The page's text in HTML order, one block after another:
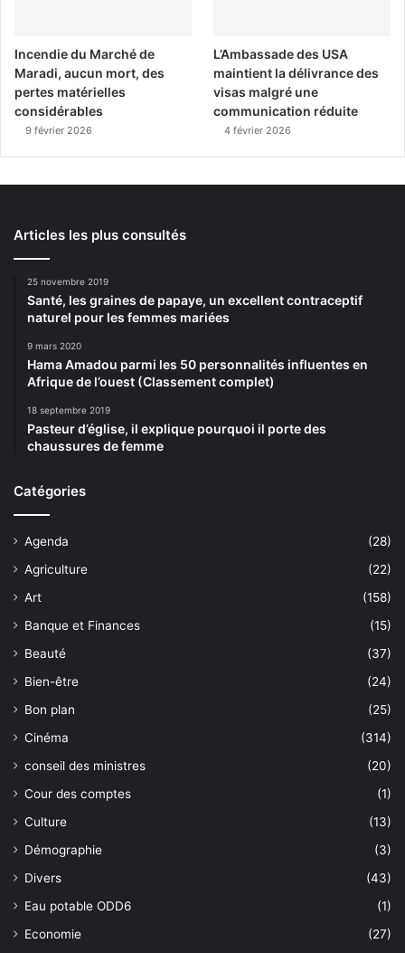
Incendie du Marché de
Maradi, aucun mort, des
pertes matérielles
considérables
9 février 2026
L’Ambassade des USA
maintient la délivrance des
visas malgré une
communication réduite
4 février 2026
Articles les plus consultés
25 novembre 2019
Santé, les graines de papaye, un excellent contraceptif
naturel pour les femmes mariées
9 mars 2020
Hama Amadou parmi les 50 personnalités influentes en
Afrique de l’ouest (Classement complet)
18 septembre 2019
Pasteur d’église, il explique pourquoi il porte des
chaussures de femme
Catégories
Agenda
(28)
Agriculture
(22)
Art
(158)
Banque et Finances
(15)
Beauté
(37)
Bien-être
(24)
Bon plan
(25)
Cinéma
(314)
conseil des ministres
(20)
Cour des comptes
(1)
Culture
(13)
Démographie
(3)
Divers
(43)
Eau potable ODD6
(1)
Economie
(27)